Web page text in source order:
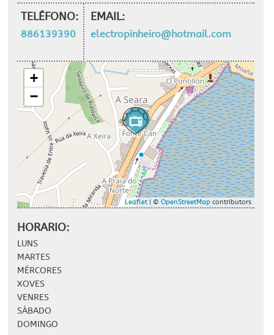
TELÉFONO:
886139390
EMAIL:
electropinheiro@hotmail.com
+
−
Leaflet| ©OpenStreetMapcontributors
HORARIO:
LUNS
MARTES
MÉRCORES
XOVES
VENRES
SÁBADO
DOMINGO